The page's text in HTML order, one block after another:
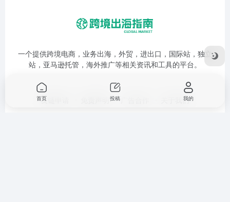
一个提供跨境电商，业务出海，外贸，进出口，国际站，独立
站，亚马逊托管，海外推广等相关资讯和工具的平台。
友链申请 关于我们
首页 投稿 我的